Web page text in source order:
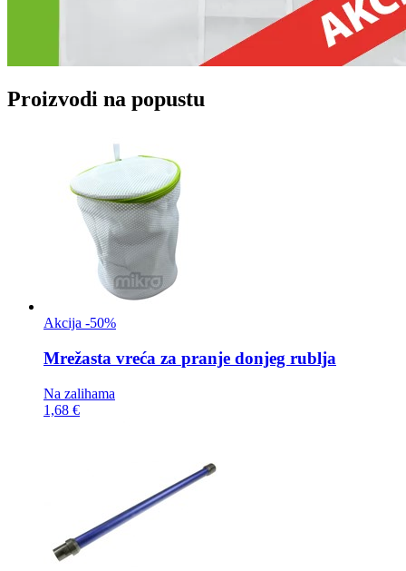
Proizvodi na popustu
Akcija -50%
Mrežasta vreća za pranje donjeg rublja
Na zalihama
1,68 €